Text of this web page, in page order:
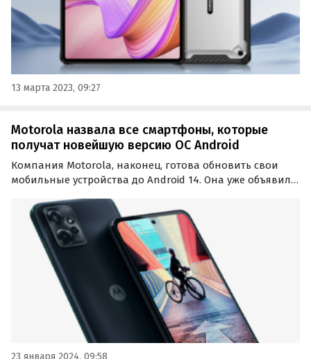
13 марта 2023, 09:27
Motorola назвала все смартфоны, которые
получат новейшую версию ОС Android
Компания Motorola, наконец, готова обновить свои
мобильные устройства до Android 14. Она уже объявила,
на получение новейшей версии ОС.
23 января 2024, 09:58